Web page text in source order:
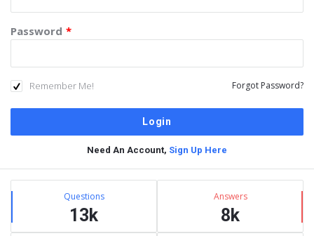
Password *
Remember Me! Forgot Password?
Need An Account, Sign Up Here
Sidebar
Stats Questions
13k
Answers
8k